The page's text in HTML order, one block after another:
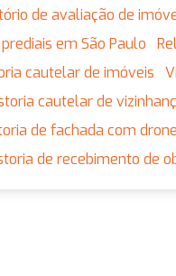
de avaliação de
em São Paulo
cautelar de imóveis
cautelar de
de fachada com drone
de recebimento de